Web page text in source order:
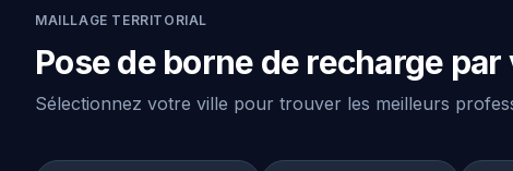
MAILLAGE TERRITORIAL
Pose de borne de recharge
Sélectionnez votre ville pour trouver les meilleurs